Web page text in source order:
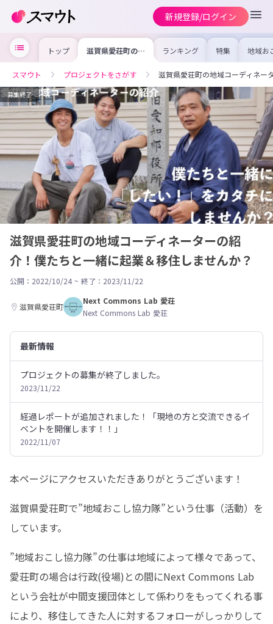
新規登録/ログイン
トップ 滋賀県愛荘町の地
域コーディネータ
と一緒に起業＆移
住しませんか？
ランキング 特集 地域お
の求
を集め
事内容
を比較
合った
けよう
スマウト プロジェクトをさがす 滋賀県愛荘町の地域コーディネー
募集終了
滋賀県愛荘町の地域コーディネーターの紹
介！僕たちと一緒に起業＆移住しませんか？
公開：2022/10/24 ~ 終了：2023/11/22
滋賀県愛荘町
Next Commons Lab 愛荘
Next Commons Lab 愛荘
最新情報
プロジェクトの募集が終了しました。
2023/11/22
経過レポートが追加されました！「現地の方と交流できるイ
ベントを開催します！！」
2022/11/07
本ページにアクセスいただきありがとうございます！
滋賀県愛荘町で”地域おこし協力隊”という仕事（活動）を
しています。
”地域おこし協力隊”の仕事は地域によって様々であって、
愛荘町の場合は行政(役場)との間にNext Commons Lab
という会社が中間支援団体として係わりをもってくれる事
により、移住してきた人に対するフォローがしっかりして